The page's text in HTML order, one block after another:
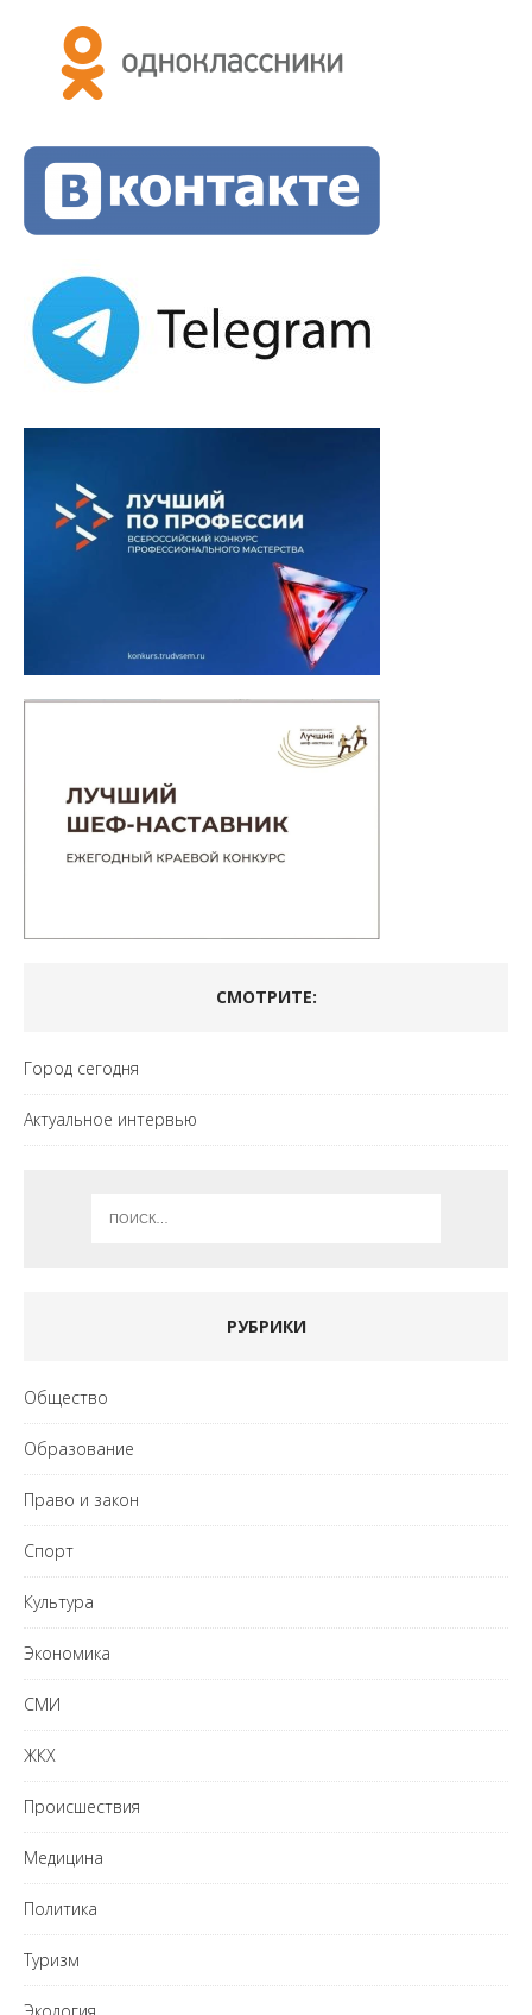
СМОТРИТЕ:
Город сегодня
Актуальное интервью
РУБРИКИ
Общество
Образование
Право и закон
Спорт
Культура
Экономика
СМИ
ЖКХ
Происшествия
Медицина
Политика
Туризм
Экология